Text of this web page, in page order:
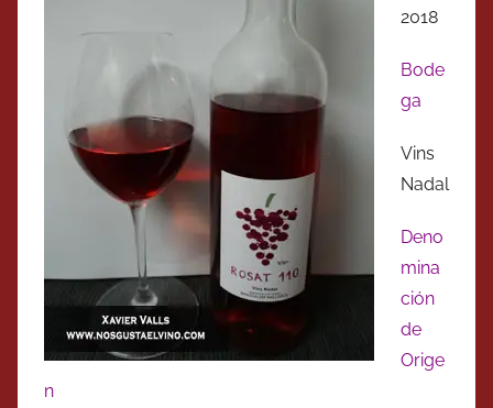
2018
Bode
ga
Vins
Nadal
Deno
mina
ción
de
Orige
n